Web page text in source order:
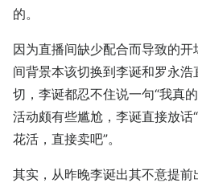
的。
因为直播间缺少配合而导致的
间背景本该切换到李诞和罗永
切，李诞都忍不住说一句“我真
活动颇有些尴尬，李诞直接放话
花活，直接卖吧”。
其实，从昨晚李诞出其不意提